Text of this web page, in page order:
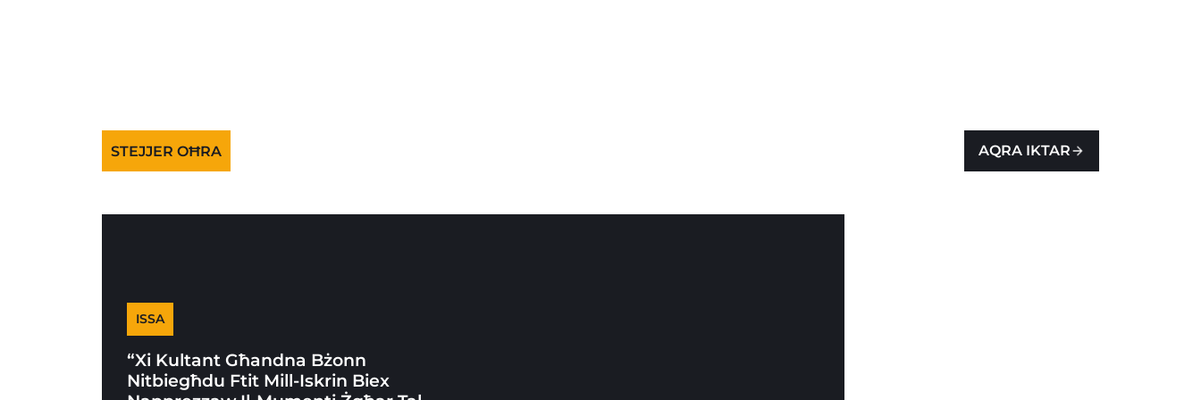
STEJJER OĦRA AQRA IKTAR
ISSA
“Xi Kultant Għandna Bżonn
Nitbiegħdu Ftit Mill-Iskrin Biex